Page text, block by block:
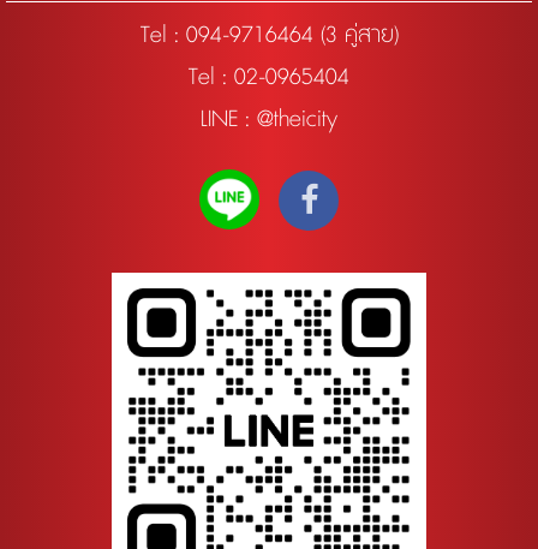
Tel : 094-9716464 (3 คู่สาย)
Tel : 02-0965404
LINE : @theicity